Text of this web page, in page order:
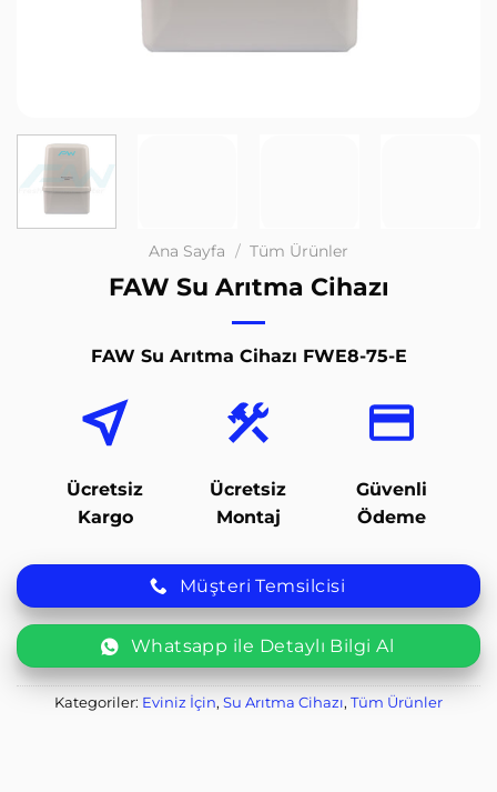
Ana Sayfa / Tüm Ürünler
FAW Su Arıtma Cihazı
FAW Su Arıtma Cihazı FWE8-75-E
Ücretsiz
Kargo
Ücretsiz
Montaj
Güvenli
Ödeme
Müşteri Temsilcisi
Whatsapp ile Detaylı Bilgi Al
Kategoriler: Eviniz İçin, Su Arıtma Cihazı, Tüm Ürünler